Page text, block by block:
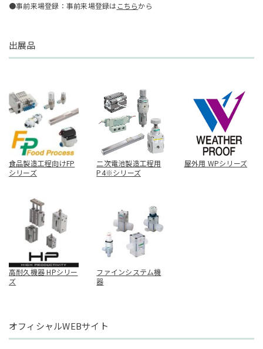
●事前来場登録：事前来場登録は こちらから
出展品
食品製造工程向けFP
シリーズ
二次電池製造工程用
P4※シリーズ
屋外用 WPシリーズ
高耐久機器 HPシリー
ズ
ファインシステム機
器
オフィシャルWEBサイト